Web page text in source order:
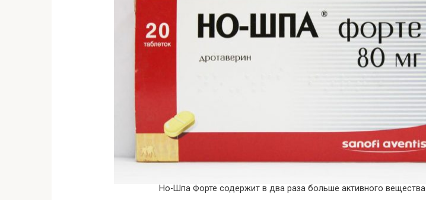
Но-Шпа Форте содержит в два раза больше активного вещества